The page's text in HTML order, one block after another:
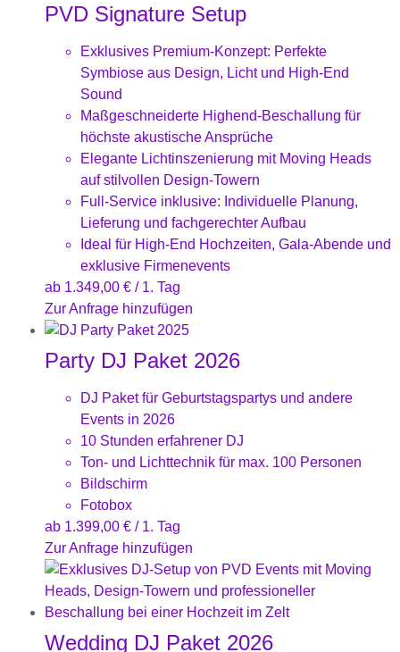
PVD Signature Setup
Exklusives Premium-Konzept: Perfekte
Symbiose aus Design, Licht und High-End
Sound
Maßgeschneiderte Highend-Beschallung für
höchste akustische Ansprüche
Elegante Lichtinszenierung mit Moving Heads
auf stilvollen Design-Towern
Full-Service inklusive: Individuelle Planung,
Lieferung und fachgerechter Aufbau
Ideal für High-End Hochzeiten, Gala-Abende und
exklusive Firmenevents
ab 1.349,00 € / 1. Tag
Zur Anfrage hinzufügen
Party DJ Paket 2026
DJ Paket für Geburtstagspartys und andere
Events in 2026
10 Stunden erfahrener DJ
Ton- und Lichttechnik für max. 100 Personen
Bildschirm
Fotobox
ab 1.399,00 € / 1. Tag
Zur Anfrage hinzufügen
Wedding DJ Paket 2026